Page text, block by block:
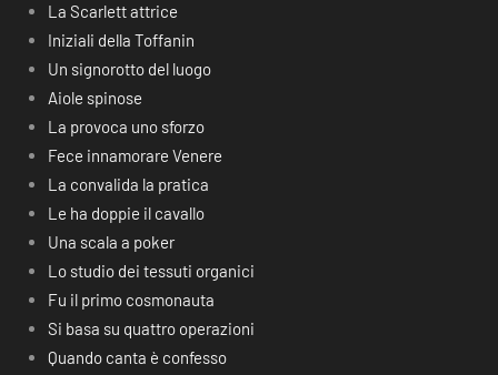
La Scarlett attrice
Iniziali della Toffanin
Un signorotto del luogo
Aiole spinose
La provoca uno sforzo
Fece innamorare Venere
La convalida la pratica
Le ha doppie il cavallo
Una scala a poker
Lo studio dei tessuti organici
Fu il primo cosmonauta
Si basa su quattro operazioni
Quando canta è confesso